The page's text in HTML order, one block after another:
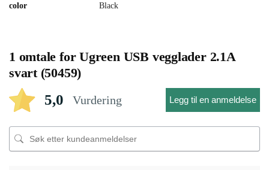
color Black
1 omtale forUgreen USB vegglader 2.1A
svart (50459)
5,0 Vurdering Legg til en anmeldelse